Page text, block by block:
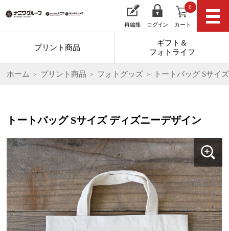
再編集 ログイン カート
0
プリント商品
ギフト＆
フォトライフ
ホーム プリント商品 フォトグッズ トートバッグ Sサイ
トートバッグ Sサイズ ディズニーデザイン